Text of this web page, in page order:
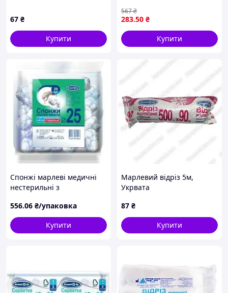
х 90 см
67 ₴
Купити
високою абсорбцією й
капілярністю
283.50 ₴
567₴
Купити
Спонжі марлеві медичні
нестерильні з
ниткою 25 мм тип 17
No200 Білосніжка
556.06 ₴/упаковка
Купити
Марлевий відріз 5м,
Укрвата
87 ₴
Купити